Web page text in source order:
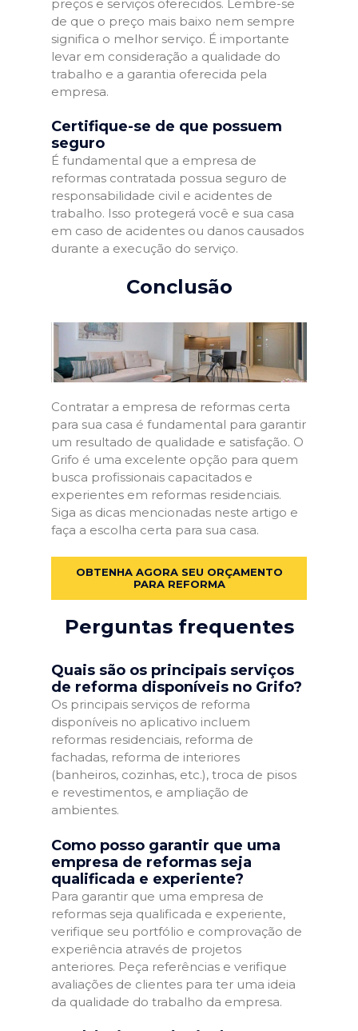
preços e serviços oferecidos. Lembre-se
de que o preço mais baixo nem sempre
significa o melhor serviço. É importante
levar em consideração a qualidade do
trabalho e a garantia oferecida pela
empresa.
Certifique-se de que possuem
seguro
É fundamental que a empresa de
reformas contratada possua seguro de
responsabilidade civil e acidentes de
trabalho. Isso protegerá você e sua casa
em caso de acidentes ou danos causados
durante a execução do serviço.
Conclusão
Contratar a empresa de reformas certa
para sua casa é fundamental para garantir
um resultado de qualidade e satisfação. O
Grifo é uma excelente opção para quem
busca profissionais capacitados e
experientes em reformas residenciais.
Siga as dicas mencionadas neste artigo e
faça a escolha certa para sua casa.
OBTENHA AGORA SEU ORÇAMENTO
PARA REFORMA
Perguntas frequentes
Quais são os principais serviços
de reforma disponíveis no Grifo?
Os principais serviços de reforma
disponíveis no aplicativo incluem
reformas residenciais, reforma de
fachadas, reforma de interiores
(banheiros, cozinhas, etc.), troca de pisos
e revestimentos, e ampliação de
ambientes.
Como posso garantir que uma
empresa de reformas seja
qualificada e experiente?
Para garantir que uma empresa de
reformas seja qualificada e experiente,
verifique seu portfólio e comprovação de
experiência através de projetos
anteriores. Peça referências e verifique
avaliações de clientes para ter uma ideia
da qualidade do trabalho da empresa.